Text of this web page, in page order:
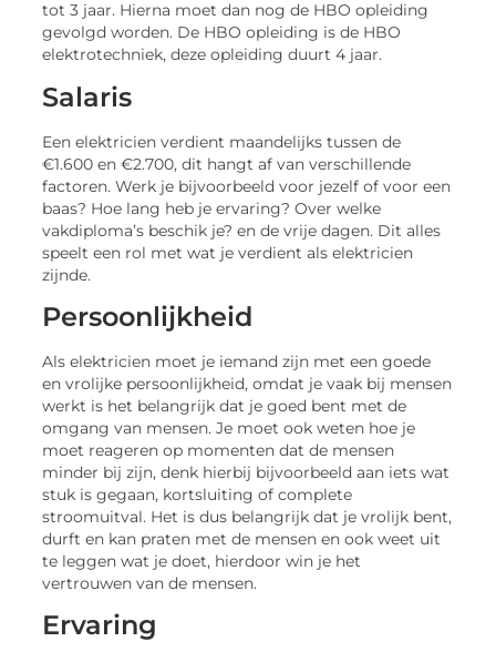
tot 3 jaar. Hierna moet dan nog de HBO opleiding
gevolgd worden. De HBO opleiding is de HBO
elektrotechniek, deze opleiding duurt 4 jaar.
Salaris
Een elektricien verdient maandelijks tussen de
€1.600 en €2.700, dit hangt af van verschillende
factoren. Werk je bijvoorbeeld voor jezelf of voor een
baas? Hoe lang heb je ervaring? Over welke
vakdiploma’s beschik je? en de vrije dagen. Dit alles
speelt een rol met wat je verdient als elektricien
zijnde.
Persoonlijkheid
Als elektricien moet je iemand zijn met een goede
en vrolijke persoonlijkheid, omdat je vaak bij mensen
werkt is het belangrijk dat je goed bent met de
omgang van mensen. Je moet ook weten hoe je
moet reageren op momenten dat de mensen
minder bij zijn, denk hierbij bijvoorbeeld aan iets wat
stuk is gegaan, kortsluiting of complete
stroomuitval. Het is dus belangrijk dat je vrolijk bent,
durft en kan praten met de mensen en ook weet uit
te leggen wat je doet, hierdoor win je het
vertrouwen van de mensen.
Ervaring